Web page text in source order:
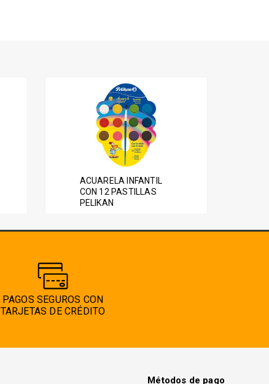
ACUARELA INFANTIL
CON 12 PASTILLAS
PELIKAN
PAGOS SEGUROS CON
TARJETAS DE CRÉDITO
Métodos de pago